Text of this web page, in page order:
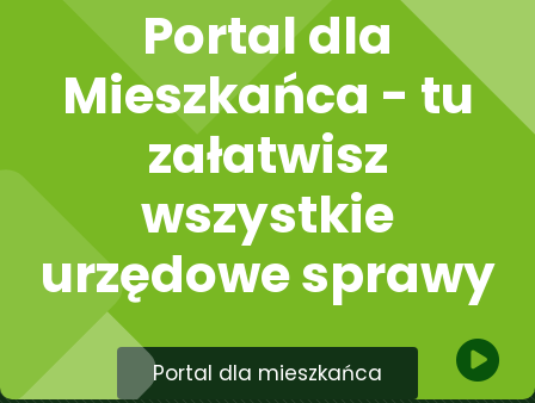
Portal dla
Mieszkańca - tu
załatwisz
wszystkie
urzędowe sprawy
Portal dla mieszkańca